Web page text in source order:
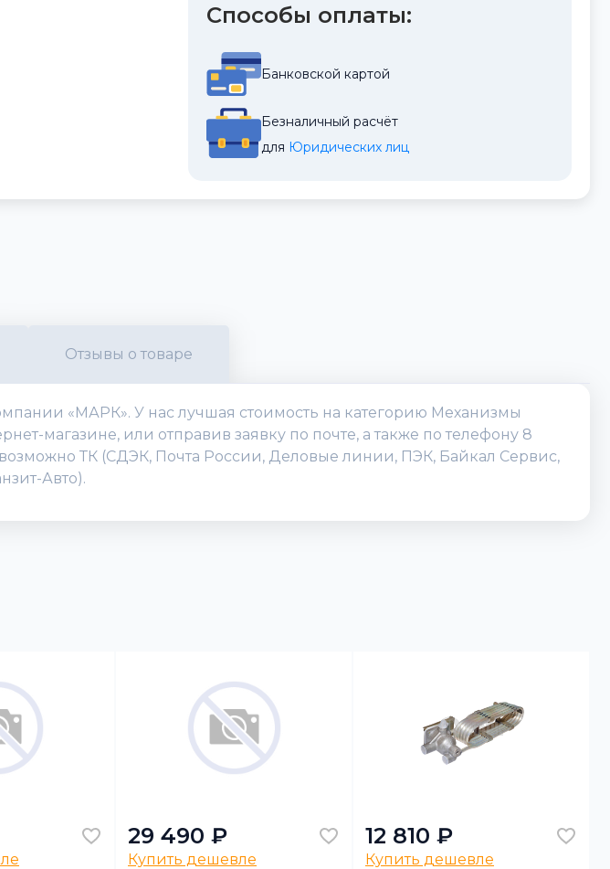
Способы оплаты:
Банковской картой
Безналичный расчёт
для Юридических лиц
Отзывы о товаре
«МАРК». У нас лучшая стоимость на категорию Механизмы
магазине, или отправив заявку по почте, а также по телефону 8
ТК (СДЭК, Почта России, Деловые линии, ПЭК, Байкал Сервис,
Авто).
29 490 ₽
Купить дешевле
12 810 ₽
Купить дешевле